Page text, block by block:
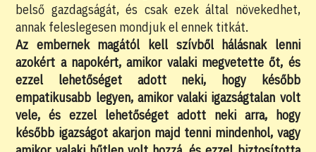
belső gazdagságát, és csak ezek által növekedhet,
annak feleslegesen mondjuk el ennek titkát.
Az embernek magától kell szívből hálásnak lenni
azokért a napokért, amikor valaki megvetette őt, és
ezzel lehetőséget adott neki, hogy később
empatikusabb legyen, amikor valaki igazságtalan volt
vele, és ezzel lehetőséget adott neki arra, hogy
később igazságot akarjon majd tenni mindenhol, vagy